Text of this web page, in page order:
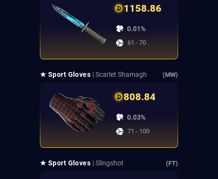
1158.86
0.01%
61 - 70
★ Sport Gloves | Scarlet Shamagh (MW)
808.84
0.03%
71 - 100
★ Sport Gloves | Slingshot (FT)